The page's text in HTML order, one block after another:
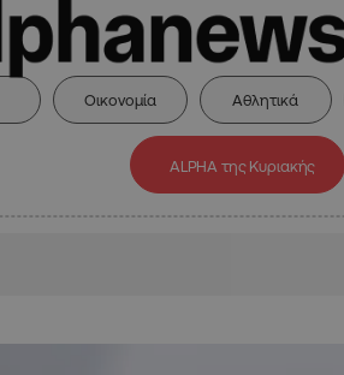
Οικονομία Αθλητικά
ALPHA της Κυριακής